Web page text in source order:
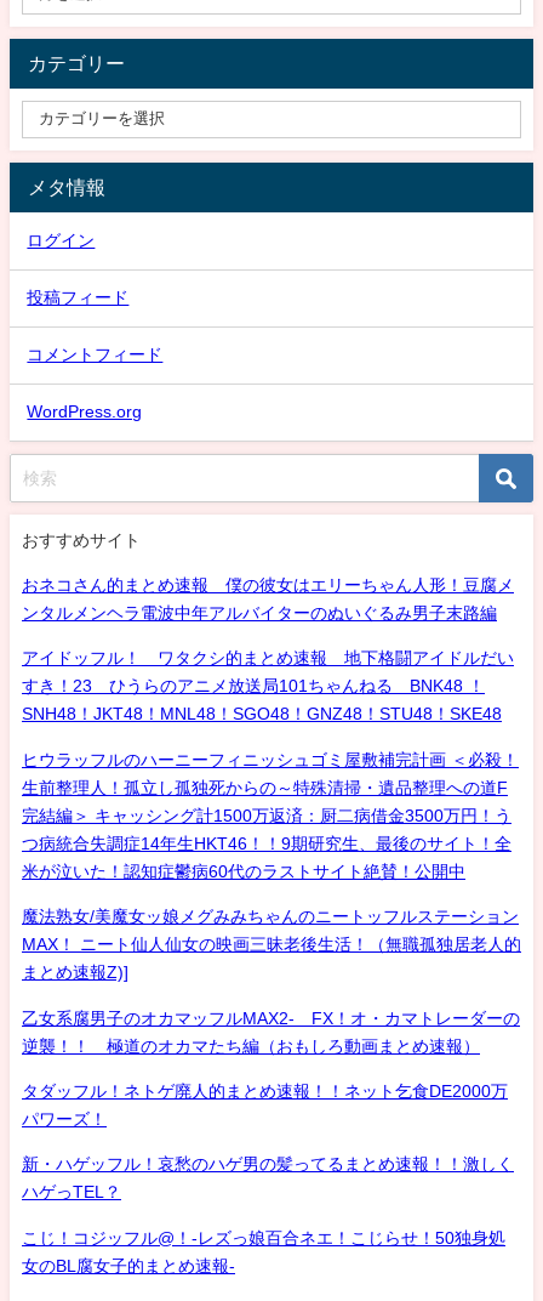
カテゴリー
メタ情報
ログイン
投稿フィード
コメントフィード
WordPress.org
おすすめサイト
おネコさん的まとめ速報 僕の彼女はエリーちゃん人形！豆腐メ
ンタルメンヘラ電波中年アルバイターのぬいぐるみ男子末路編
アイドッフル！ ワタクシ的まとめ速報 地下格闘アイドルだい
すき！23 ひうらのアニメ放送局101ちゃんねる BNK48 ！
SNH48！JKT48！MNL48！SGO48！GNZ48！STU48！SKE48
ヒウラッフルのハーニーフィニッシュゴミ屋敷補完計画 ＜必殺！
生前整理人！孤立し孤独死からの～特殊清掃・遺品整理への道F
完結編＞ キャッシング計1500万返済：厨二病借金3500万円！う
つ病統合失調症14年生HKT46！！9期研究生、最後のサイト！全
米が泣いた！認知症鬱病60代のラストサイト絶賛！公開中
魔法熟女/美魔女ッ娘メグみみちゃんのニートッフルステーション
MAX！ ニート仙人仙女の映画三昧老後生活！（無職孤独居老人的
まとめ速報Z)]
乙女系腐男子のオカマッフルMAX2- FX！オ・カマトレーダーの
逆襲！！ 極道のオカマたち編（おもしろ動画まとめ速報）
タダッフル！ネトゲ廃人的まとめ速報！！ネット乞食DE2000万
パワーズ！
新・ハゲッフル！哀愁のハゲ男の髪ってるまとめ速報！！激しく
ハゲっTEL？
こじ！コジッフル@！-レズっ娘百合ネエ！こじらせ！50独身処
女のBL腐女子的まとめ速報-